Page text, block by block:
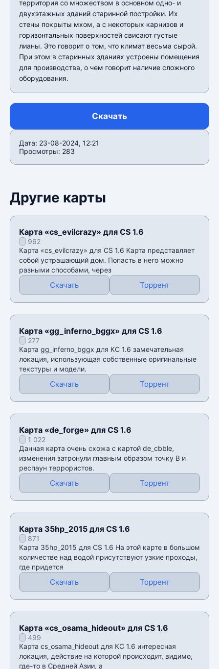
территория со множеством в основном одно- и
двухэтажных зданий старинной постройки. Их
стены покрыты мхом, а с некоторых карнизов и
горизонтальных поверхностей свисают густые
лианы. Это говорит о том, что климат весьма сырой.
При этом в старинных зданиях устроены помещения
для производства, о чем говорит наличие сложного
оборудования.
Скачать
Дата: 23-08-2024, 12:21
Просмотры: 283
Другие карты
Карта «cs_evilcrazy» для CS 1.6
962
Карта «cs_evilcrazy» для CS 1.6 Карта представляет
собой устрашающий дом. Попасть в него можно
разными способами, через
Скачать Торрент
Карта «gg_inferno_bggx» для CS 1.6
277
Карта gg_inferno_bggx для КС 1.6 замечательная
локация, использующая собственные оригинальные
текстуры и модели.
Скачать Торрент
Карта «de_forge» для CS 1.6
1 022
Данная карта очень схожа с картой de_cbble,
изменения затронули главным образом точку В и
респаун террористов.
Скачать Торрент
Карта 35hp_2015 для CS 1.6
871
Карта 35hp_2015 для CS 1.6 На этой карте в большом
количестве над водой присутствуют узкие проходы,
где придется
Скачать Торрент
Карта «cs_osama_hideout» для CS 1.6
499
Карта cs_osama_hideout для КС 1.6 интересная
локация, действие на которой происходит, видимо,
где-то в Средней Азии, а